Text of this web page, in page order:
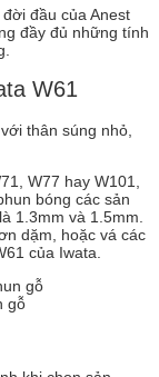
đầu của Anest
đầy đủ những tính
W61
thân súng nhỏ,
W77 hay W101,
bóng các sản
1.3mm và 1.5mm.
dặm, hoặc vá các
của Iwata.
gỗ